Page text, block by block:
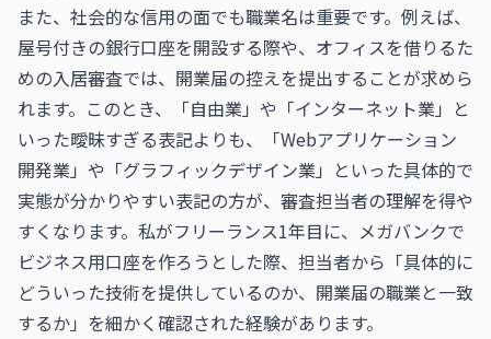
また、社会的な信用の面でも職業名は重要です。例えば、
屋号付きの銀行口座を開設する際や、オフィスを借りるた
めの入居審査では、開業届の控えを提出することが求めら
れます。このとき、「自由業」や「インターネット業」と
いった曖昧すぎる表記よりも、「Webアプリケーション
開発業」や「グラフィックデザイン業」といった具体的で
実態が分かりやすい表記の方が、審査担当者の理解を得や
すくなります。私がフリーランス1年目に、メガバンクで
ビジネス用口座を作ろうとした際、担当者から「具体的に
どういった技術を提供しているのか、開業届の職業と一致
するか」を細かく確認された経験があります。